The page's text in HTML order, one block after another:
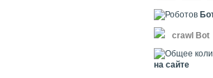
crawl Bot
на сайте